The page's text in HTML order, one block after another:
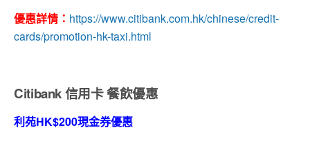
優惠詳情： https://www.citibank.com.hk/chinese/credit-
cards/promotion-hk-taxi.html
Citibank 信用卡 餐飲優惠
利苑HK$200現金券優惠